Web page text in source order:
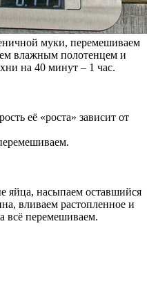
муки, перемешиваем
влажным полотенцем и
на 40 минут – 1 час.
её «роста» зависит от
яйца, насыпаем оставшийся
вливаем растопленное и
всё перемешиваем.